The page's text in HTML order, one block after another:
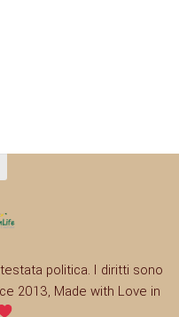
politica. I diritti sono
2013, Made with Love in